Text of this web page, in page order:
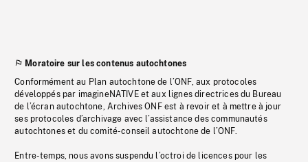
Moratoire sur les contenus autochtones
Conformément au Plan autochtone de l’ONF, aux protocoles
développés par imagineNATIVE et aux lignes directrices du Bureau
de l’écran autochtone, Archives ONF est à revoir et à mettre à jour
ses protocoles d’archivage avec l’assistance des communautés
autochtones et du comité-conseil autochtone de l’ONF.
Entre-temps, nous avons suspendu l’octroi de licences pour les